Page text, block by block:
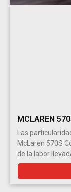
MCLAREN
Las
McLaren 570S
de la labor